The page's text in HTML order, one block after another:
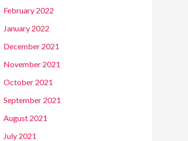
February 2022
January 2022
December 2021
November 2021
October 2021
September 2021
August 2021
July 2021